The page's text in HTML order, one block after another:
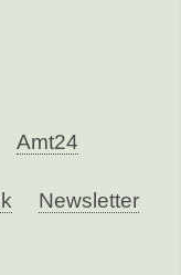
Amt24
Newsletter